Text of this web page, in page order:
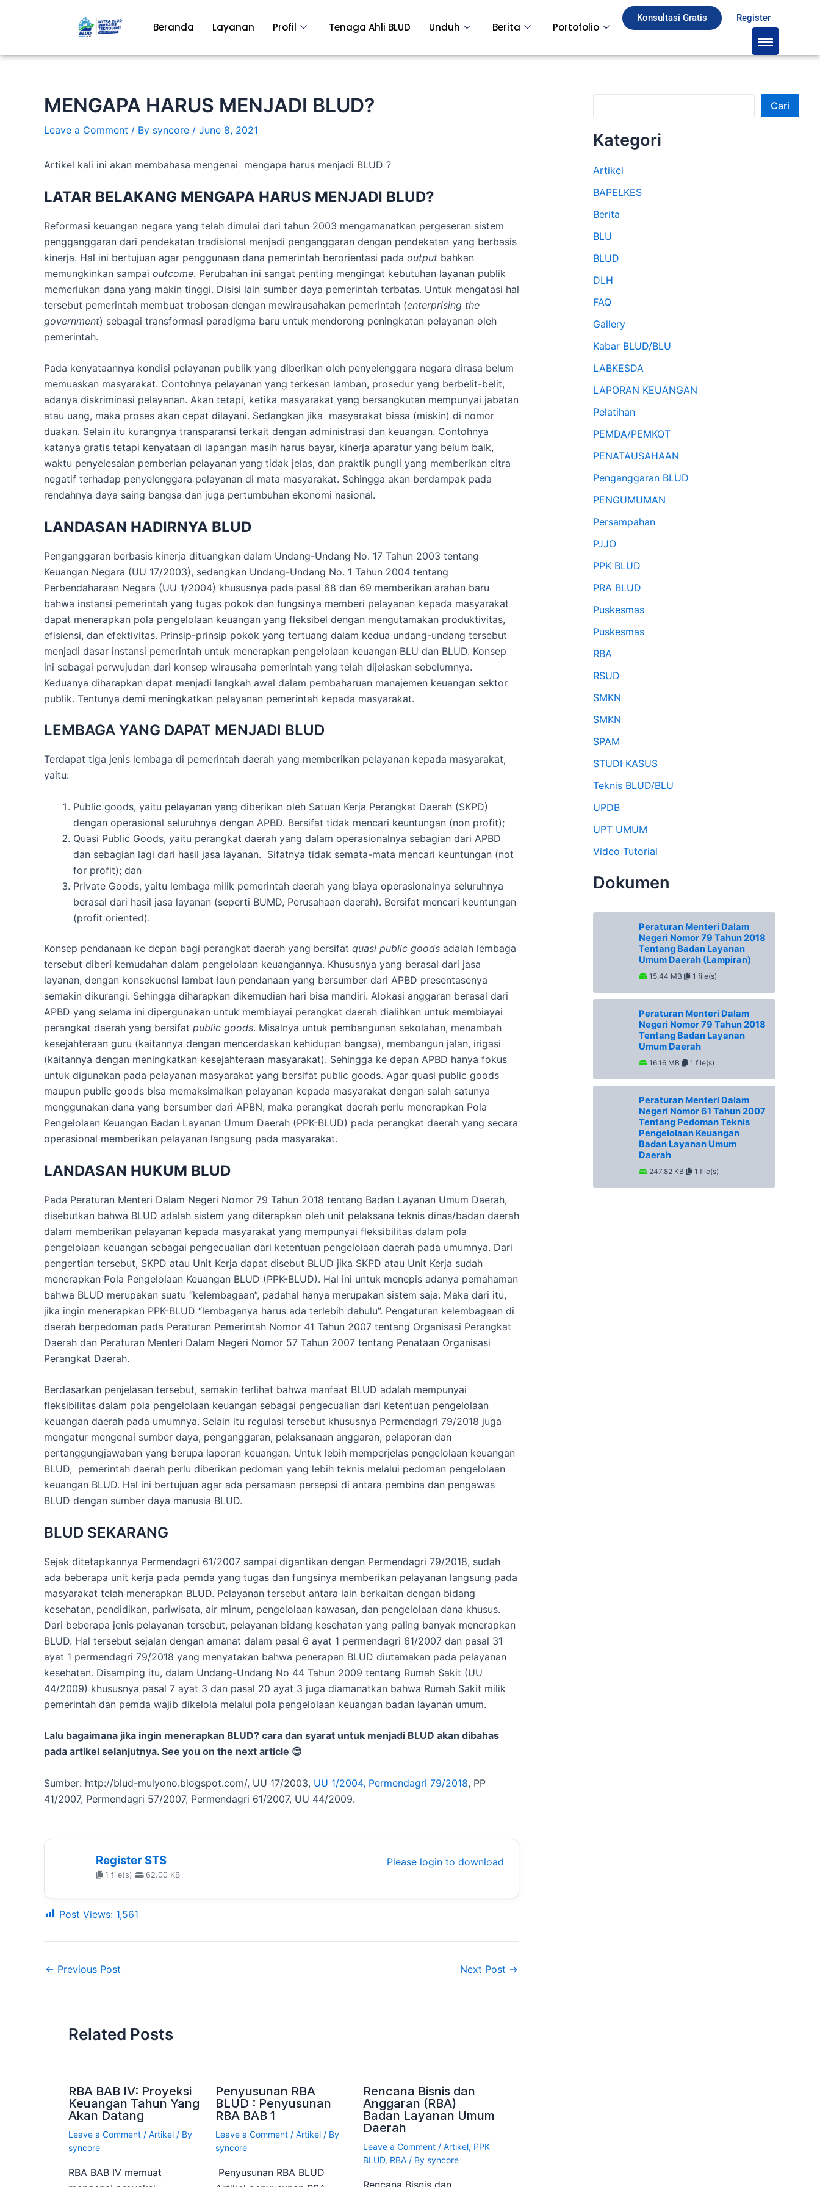
Beranda Layanan Profil Tenaga Ahli BLUD Unduh Berita Portofolio
Konsultasi Gratis Register
MENGAPA HARUS MENJADI BLUD?
Leave a Comment / By syncore / June 8, 2021
Artikel kali ini akan membahasa mengenai mengapa harus menjadi BLUD ?
LATAR BELAKANG MENGAPA HARUS MENJADI BLUD?
Reformasi keuangan negara yang telah dimulai dari tahun 2003 mengamanatkan pergeseran sistem
pengganggaran dari pendekatan tradisional menjadi penganggaran dengan pendekatan yang berbasis
kinerja. Hal ini bertujuan agar penggunaan dana pemerintah berorientasi pada output bahkan
memungkinkan sampai outcome. Perubahan ini sangat penting mengingat kebutuhan layanan publik
memerlukan dana yang makin tinggi. Disisi lain sumber daya pemerintah terbatas. Untuk mengatasi hal
tersebut pemerintah membuat trobosan dengan mewirausahakan pemerintah (enterprising the
government) sebagai transformasi paradigma baru untuk mendorong peningkatan pelayanan oleh
pemerintah.
Pada kenyataannya kondisi pelayanan publik yang diberikan oleh penyelenggara negara dirasa belum
memuaskan masyarakat. Contohnya pelayanan yang terkesan lamban, prosedur yang berbelit-belit,
adanya diskriminasi pelayanan. Akan tetapi, ketika masyarakat yang bersangkutan mempunyai jabatan
atau uang, maka proses akan cepat dilayani. Sedangkan jika masyarakat biasa (miskin) di nomor
duakan. Selain itu kurangnya transparansi terkait dengan administrasi dan keuangan. Contohnya
katanya gratis tetapi kenyataan di lapangan masih harus bayar, kinerja aparatur yang belum baik,
waktu penyelesaian pemberian pelayanan yang tidak jelas, dan praktik pungli yang memberikan citra
negatif terhadap penyelenggara pelayanan di mata masyarakat. Sehingga akan berdampak pada
rendahnya daya saing bangsa dan juga pertumbuhan ekonomi nasional.
LANDASAN HADIRNYA BLUD
Penganggaran berbasis kinerja dituangkan dalam Undang-Undang No. 17 Tahun 2003 tentang
Keuangan Negara (UU 17/2003), sedangkan Undang-Undang No. 1 Tahun 2004 tentang
Perbendaharaan Negara (UU 1/2004) khususnya pada pasal 68 dan 69 memberikan arahan baru
bahwa instansi pemerintah yang tugas pokok dan fungsinya memberi pelayanan kepada masyarakat
dapat menerapkan pola pengelolaan keuangan yang fleksibel dengan mengutamakan produktivitas,
efisiensi, dan efektivitas. Prinsip-prinsip pokok yang tertuang dalam kedua undang-undang tersebut
menjadi dasar instansi pemerintah untuk menerapkan pengelolaan keuangan BLU dan BLUD. Konsep
ini sebagai perwujudan dari konsep wirausaha pemerintah yang telah dijelaskan sebelumnya.
Keduanya diharapkan dapat menjadi langkah awal dalam pembaharuan manajemen keuangan sektor
publik. Tentunya demi meningkatkan pelayanan pemerintah kepada masyarakat.
LEMBAGA YANG DAPAT MENJADI BLUD
Terdapat tiga jenis lembaga di pemerintah daerah yang memberikan pelayanan kepada masyarakat,
yaitu:
Public goods, yaitu pelayanan yang diberikan oleh Satuan Kerja Perangkat Daerah (SKPD)
dengan operasional seluruhnya dengan APBD. Bersifat tidak mencari keuntungan (non profit);
Quasi Public Goods, yaitu perangkat daerah yang dalam operasionalnya sebagian dari APBD
dan sebagian lagi dari hasil jasa layanan. Sifatnya tidak semata-mata mencari keuntungan (not
for profit); dan
Private Goods, yaitu lembaga milik pemerintah daerah yang biaya operasionalnya seluruhnya
berasal dari hasil jasa layanan (seperti BUMD, Perusahaan daerah). Bersifat mencari keuntungan
(profit oriented).
Konsep pendanaan ke depan bagi perangkat daerah yang bersifat quasi public goods adalah lembaga
tersebut diberi kemudahan dalam pengelolaan keuangannya. Khususnya yang berasal dari jasa
layanan, dengan konsekuensi lambat laun pendanaan yang bersumber dari APBD presentasenya
semakin dikurangi. Sehingga diharapkan dikemudian hari bisa mandiri. Alokasi anggaran berasal dari
APBD yang selama ini dipergunakan untuk membiayai perangkat daerah dialihkan untuk membiayai
perangkat daerah yang bersifat public goods. Misalnya untuk pembangunan sekolahan, menambah
kesejahteraan guru (kaitannya dengan mencerdaskan kehidupan bangsa), membangun jalan, irigasi
(kaitannya dengan meningkatkan kesejahteraan masyarakat). Sehingga ke depan APBD hanya fokus
untuk digunakan pada pelayanan masyarakat yang bersifat public goods. Agar quasi public goods
maupun public goods bisa memaksimalkan pelayanan kepada masyarakat dengan salah satunya
menggunakan dana yang bersumber dari APBN, maka perangkat daerah perlu menerapkan Pola
Pengelolaan Keuangan Badan Layanan Umum Daerah (PPK-BLUD) pada perangkat daerah yang secara
operasional memberikan pelayanan langsung pada masyarakat.
LANDASAN HUKUM BLUD
Pada Peraturan Menteri Dalam Negeri Nomor 79 Tahun 2018 tentang Badan Layanan Umum Daerah,
disebutkan bahwa BLUD adalah sistem yang diterapkan oleh unit pelaksana teknis dinas/badan daerah
dalam memberikan pelayanan kepada masyarakat yang mempunyai fleksibilitas dalam pola
pengelolaan keuangan sebagai pengecualian dari ketentuan pengelolaan daerah pada umumnya. Dari
pengertian tersebut, SKPD atau Unit Kerja dapat disebut BLUD jika SKPD atau Unit Kerja sudah
menerapkan Pola Pengelolaan Keuangan BLUD (PPK-BLUD). Hal ini untuk menepis adanya pemahaman
bahwa BLUD merupakan suatu “kelembagaan”, padahal hanya merupakan sistem saja. Maka dari itu,
jika ingin menerapkan PPK-BLUD “lembaganya harus ada terlebih dahulu”. Pengaturan kelembagaan di
daerah berpedoman pada Peraturan Pemerintah Nomor 41 Tahun 2007 tentang Organisasi Perangkat
Daerah dan Peraturan Menteri Dalam Negeri Nomor 57 Tahun 2007 tentang Penataan Organisasi
Perangkat Daerah.
Berdasarkan penjelasan tersebut, semakin terlihat bahwa manfaat BLUD adalah mempunyai
fleksibilitas dalam pola pengelolaan keuangan sebagai pengecualian dari ketentuan pengelolaan
keuangan daerah pada umumnya. Selain itu regulasi tersebut khususnya Permendagri 79/2018 juga
mengatur mengenai sumber daya, penganggaran, pelaksanaan anggaran, pelaporan dan
pertanggungjawaban yang berupa laporan keuangan. Untuk lebih memperjelas pengelolaan keuangan
BLUD, pemerintah daerah perlu diberikan pedoman yang lebih teknis melalui pedoman pengelolaan
keuangan BLUD. Hal ini bertujuan agar ada persamaan persepsi di antara pembina dan pengawas
BLUD dengan sumber daya manusia BLUD.
BLUD SEKARANG
Sejak ditetapkannya Permendagri 61/2007 sampai digantikan dengan Permendagri 79/2018, sudah
ada beberapa unit kerja pada pemda yang tugas dan fungsinya memberikan pelayanan langsung pada
masyarakat telah menerapkan BLUD. Pelayanan tersebut antara lain berkaitan dengan bidang
kesehatan, pendidikan, pariwisata, air minum, pengelolaan kawasan, dan pengelolaan dana khusus.
Dari beberapa jenis pelayanan tersebut, pelayanan bidang kesehatan yang paling banyak menerapkan
BLUD. Hal tersebut sejalan dengan amanat dalam pasal 6 ayat 1 permendagri 61/2007 dan pasal 31
ayat 1 permendagri 79/2018 yang menyatakan bahwa penerapan BLUD diutamakan pada pelayanan
kesehatan. Disamping itu, dalam Undang-Undang No 44 Tahun 2009 tentang Rumah Sakit (UU
44/2009) khususnya pasal 7 ayat 3 dan pasal 20 ayat 3 juga diamanatkan bahwa Rumah Sakit milik
pemerintah dan pemda wajib dikelola melalui pola pengelolaan keuangan badan layanan umum.
Lalu bagaimana jika ingin menerapkan BLUD? cara dan syarat untuk menjadi BLUD akan dibahas
pada artikel selanjutnya. See you on the next article 😊
Sumber: http://blud-mulyono.blogspot.com/, UU 17/2003, UU 1/2004, Permendagri 79/2018, PP
41/2007, Permendagri 57/2007, Permendagri 61/2007, UU 44/2009.
Register STS
1 file(s) 62.00 KB
Please login to download
Post Views: 1,561
← Previous Post Next Post →
Related Posts
RBA BAB IV: Proyeksi
Keuangan Tahun Yang
Akan Datang
Leave a Comment / Artikel / By
syncore
RBA BAB IV memuat
Penyusunan RBA
BLUD : Penyusunan
RBA BAB 1
Leave a Comment /Artikel / By
syncore
Penyusunan RBA BLUD
Rencana Bisnis dan
Anggaran (RBA)
Badan Layanan Umum
Daerah
Leave a Comment / Artikel, PPK
BLUD, RBA/ By syncore
Rencana Bisnis dan
e
Cari
Kategori
Artikel
BAPELKES
Berita
BLU
BLUD
DLH
FAQ
Gallery
Kabar BLUD/BLU
LABKESDA
LAPORAN KEUANGAN
Pelatihan
PEMDA/PEMKOT
PENATAUSAHAAN
Penganggaran BLUD
PENGUMUMAN
Persampahan
PJJO
PPK BLUD
PRA BLUD
Puskesmas
Puskesmas
RBA
RSUD
SMKN
SMKN
SPAM
STUDI KASUS
Teknis BLUD/BLU
UPDB
UPT UMUM
Video Tutorial
Dokumen
Peraturan Menteri Dalam
Negeri Nomor 79 Tahun 2018
Tentang Badan Layanan
Umum Daerah (Lampiran)
15.44 MB 1 file(s)
Peraturan Menteri Dalam
Negeri Nomor 79 Tahun 2018
Tentang Badan Layanan
Umum Daerah
16.16 MB 1 file(s)
Peraturan Menteri Dalam
Negeri Nomor 61 Tahun 2007
Tentang Pedoman Teknis
Pengelolaan Keuangan
Badan Layanan Umum
Daerah
247.82 KB 1 file(s)